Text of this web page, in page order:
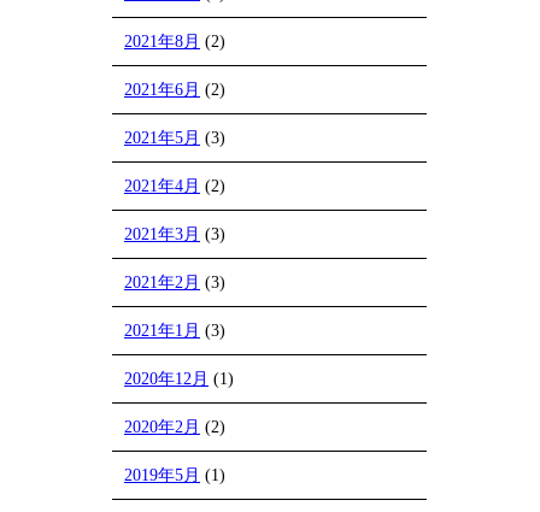
2021年8月 (2)
2021年6月 (2)
2021年5月 (3)
2021年4月 (2)
2021年3月 (3)
2021年2月 (3)
2021年1月 (3)
2020年12月 (1)
2020年2月 (2)
2019年5月 (1)